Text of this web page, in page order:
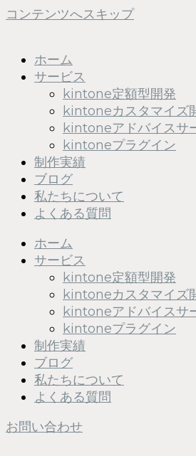
コンテンツへスキップ
ホーム
サービス
kintone定額型開発
kintoneカスタマイズ
kintoneアドバイスサ
kintoneプラグイン
制作実績
ブログ
私たちについて
よくある質問
ホーム
サービス
kintone定額型開発
kintoneカスタマイズ
kintoneアドバイスサ
kintoneプラグイン
制作実績
ブログ
私たちについて
よくある質問
お問い合わせ